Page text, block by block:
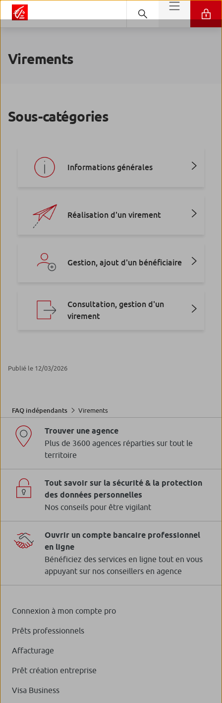
Virements
Sous-catégories
Informations générales
Réalisation d'un virement
Gestion, ajout d'un bénéficiaire
Consultation, gestion d'un
virement
Publié le 12/03/2026
FAQ indépendants Virements
Trouver une agence
Plus de 3600 agences réparties sur tout le
territoire
Tout savoir sur la sécurité & la protection
des données personnelles
Nos conseils pour être vigilant
Ouvrir un compte bancaire professionnel
en ligne
Bénéficiez des services en ligne tout en vous
appuyant sur nos conseillers en agence
Connexion à mon compte pro
Prêts professionnels
Affacturage
Prêt création entreprise
Visa Business